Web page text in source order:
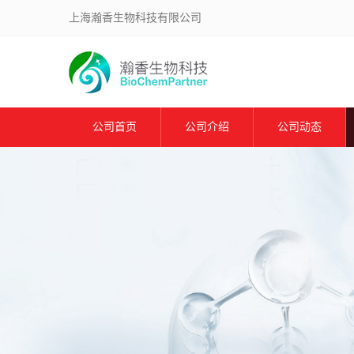
上海瀚香生物科技有限公司
公司首页 公司介绍 公司动态